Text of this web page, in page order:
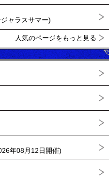
ャラスサマー)
人気のページをもっと見る
年08月12日開催)